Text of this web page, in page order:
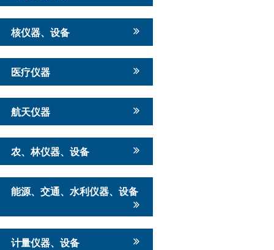
核仪器、设备
医疗仪器
航天仪器
农、林仪器、设备
能源、交通、水利仪器、设备
计量仪器、设备